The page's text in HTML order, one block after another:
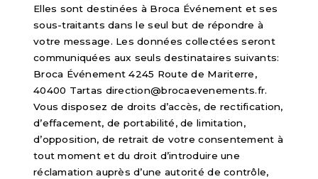
Elles sont destinées à Broca Événement et ses
sous-traitants dans le seul but de répondre à
votre message. Les données collectées seront
communiquées aux seuls destinataires suivants:
Broca Événement 4245 Route de Mariterre,
40400 Tartas direction@brocaevenements.fr.
Vous disposez de droits d’accès, de rectification,
d’effacement, de portabilité, de limitation,
d’opposition, de retrait de votre consentement à
tout moment et du droit d’introduire une
réclamation auprès d’une autorité de contrôle,